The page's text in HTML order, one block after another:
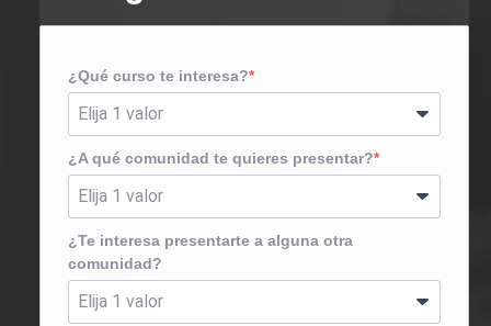
¿Qué curso te interesa?
¿A qué comunidad te quieres presentar?
¿Te interesa presentarte a alguna otra
comunidad?